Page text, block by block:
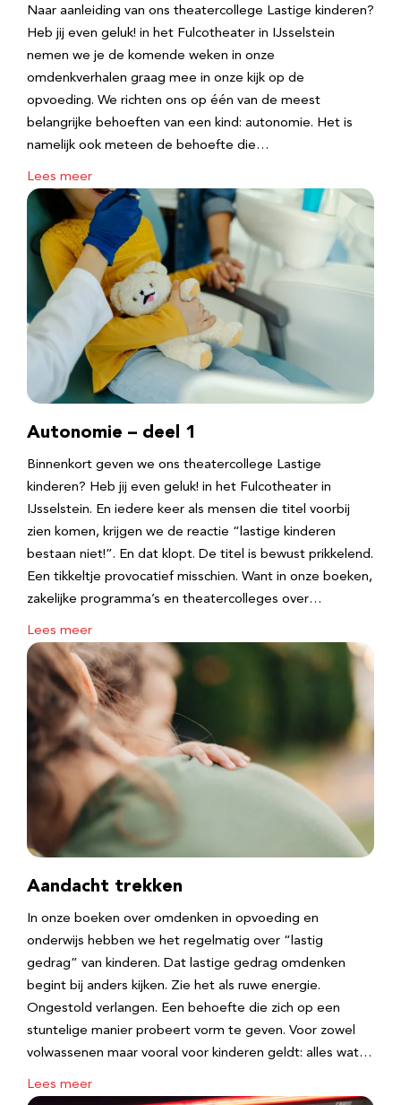
Naar aanleiding van ons theatercollege Lastige kinderen?
Heb jij even geluk! in het Fulcotheater in IJsselstein
nemen we je de komende weken in onze
omdenkverhalen graag mee in onze kijk op de
opvoeding. We richten ons op één van de meest
belangrijke behoeften van een kind: autonomie. Het is
namelijk ook meteen de behoefte die…
Lees meer
Autonomie – deel 1
Binnenkort geven we ons theatercollege Lastige
kinderen? Heb jij even geluk! in het Fulcotheater in
IJsselstein. En iedere keer als mensen die titel voorbij
zien komen, krijgen we de reactie “lastige kinderen
bestaan niet!”. En dat klopt. De titel is bewust prikkelend.
Een tikkeltje provocatief misschien. Want in onze boeken,
zakelijke programma’s en theatercolleges over…
Lees meer
Aandacht trekken
In onze boeken over omdenken in opvoeding en
onderwijs hebben we het regelmatig over “lastig
gedrag” van kinderen. Dat lastige gedrag omdenken
begint bij anders kijken. Zie het als ruwe energie.
Ongestold verlangen. Een behoefte die zich op een
stuntelige manier probeert vorm te geven. Voor zowel
volwassenen maar vooral voor kinderen geldt: alles wat…
Lees meer